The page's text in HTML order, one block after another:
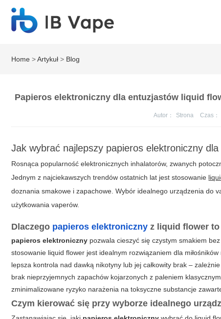
Home >Artykuł > Blog
Papieros elektroniczny dla entuzjastów liquid
Autor： Strona Czas：
Jak wybrać najlepszy papieros elektroniczny dla
Rosnąca popularność elektronicznych inhalatorów, zwanych
Jednym z najciekawszych trendów ostatnich lat jest stosowanie
doznania smakowe i zapachowe. Wybór idealnego urządzenia do
użytkowania vaperów.
Dlaczego papieros elektroniczny z liquid flower to
papieros elektroniczny pozwala cieszyć się czystym smakiem
stosowanie liquid flower jest idealnym rozwiązaniem dla
lepsza kontrola nad dawką nikotyny lub jej całkowity brak –
brak nieprzyjemnych zapachów kojarzonych z paleniem klasycznym
zminimalizowane ryzyko narażenia na toksyczne substancje
Czym kierować się przy wyborze idealnego